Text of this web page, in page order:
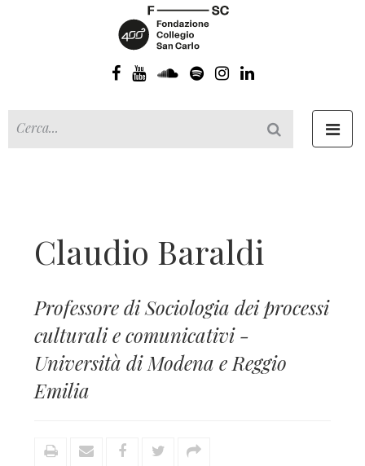
Claudio Baraldi
Professore di Sociologia dei processi
culturali e comunicativi -
Università di Modena e Reggio
Emilia